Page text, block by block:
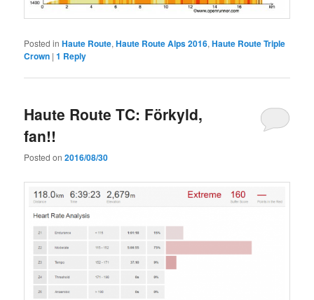
Posted in Haute Route,Haute Route Alps 2016,Haute Route Triple
Crown |1 Reply
Haute Route TC: Förkyld,
fan!!
Posted on2016/08/30